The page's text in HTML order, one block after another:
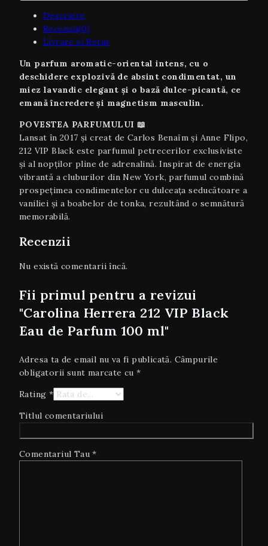
Descriere
Recenzii(0)
Livrare si Retur
Un parfum aromatic-oriental intens, cu o
deschidere explozivă de absint condimentat, un
miez lavandic elegant și o bază dulce-picantă, ce
emană încredere și magnetism masculin.
POVESTEA PARFUMULUI 📖
Lansat în 2017 și creat de Carlos Benaïm și Anne Flipo,
212 VIP Black este parfumul petrecerilor exclusiviste
și al nopților pline de adrenalină. Inspirat de energia
vibrantă a cluburilor din New York, parfumul combină
prospețimea condimentelor cu dulceața seducătoare a
vaniliei și a boabelor de tonka, rezultând o semnătură
memorabilă.
Recenzii
Nu există comentarii încă.
Fii primul pentru a revizui
"Carolina Herrera 212 VIP Black
Eau de Parfum 100 ml"
Adresa ta de email nu va fi publicată. Câmpurile
obligatorii sunt marcate cu*
Rating *
Titlul comentariului
Comentariul Tau*